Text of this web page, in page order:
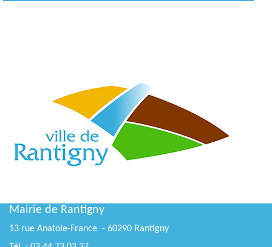
Mairie de Rantigny
13 rue Anatole-France - 60290 Rantigny